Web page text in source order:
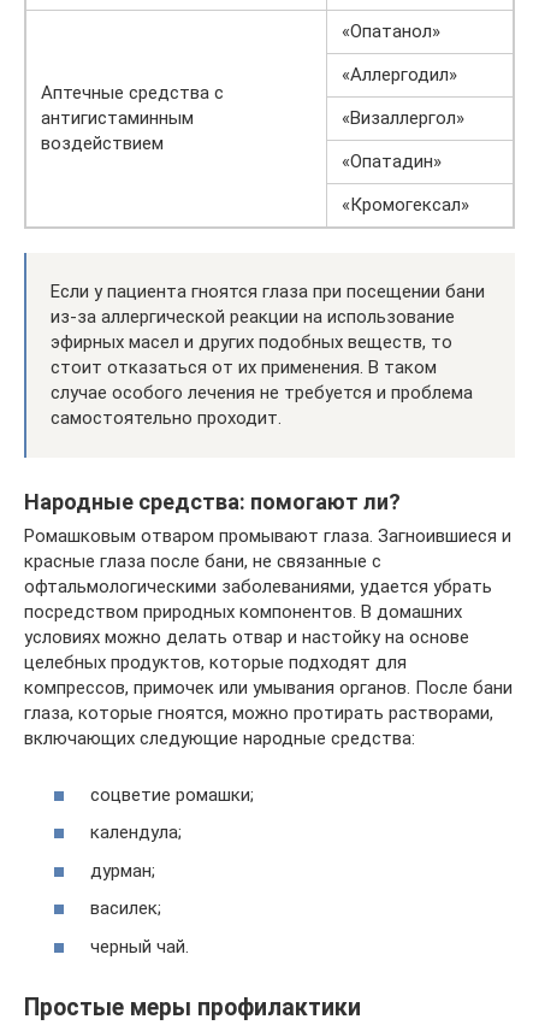
Аптечные средства с
антигистаминным
воздействием
«Опатанол»
«Аллергодил»
«Визаллергол»
«Опатадин»
«Кромогексал»
Если у пациента гноятся глаза при посещении бани
из-за аллергической реакции на использование
эфирных масел и других подобных веществ, то
стоит отказаться от их применения. В таком
случае особого лечения не требуется и проблема
самостоятельно проходит.
Народные средства: помогают ли?
Ромашковым отваром промывают глаза. Загноившиеся и
красные глаза после бани, не связанные с
офтальмологическими заболеваниями, удается убрать
посредством природных компонентов. В домашних
условиях можно делать отвар и настойку на основе
целебных продуктов, которые подходят для
компрессов, примочек или умывания органов. После бани
глаза, которые гноятся, можно протирать растворами,
включающих следующие народные средства:
соцветие ромашки;
календула;
дурман;
василек;
черный чай.
Простые меры профилактики